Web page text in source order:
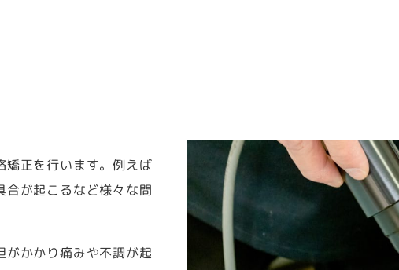
矯正を行います。例えば
が起こるなど様々な問
かかり痛みや不調が起